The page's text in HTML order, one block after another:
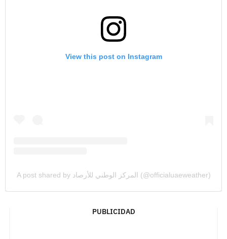
View this post on Instagram
A post shared by المركز الوطني للأرصاد (@officialuaeweather)
PUBLICIDAD